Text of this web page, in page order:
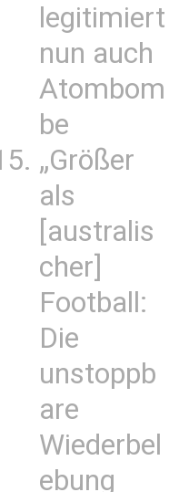
legitimiert
nun auch
Atombom
be
„Größer
als
[australis
cher]
Football:
Die
unstoppb
are
Wiederbel
ebung